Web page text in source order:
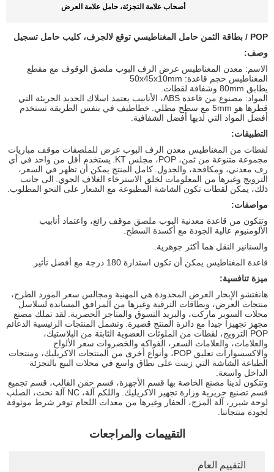
أصحاب علامة التجزئة، حامل علامة العرض
POP / بطاقة الثمن حامل المغناطيسي توقع لالجرف، كليب حامل تسجيل
وصف:
الاسم: معدن المغناطيس عرض الرف البوب ملصق الوقوف مع مقطع
المغناطيس حجم قاعدة: 50x45x10mm
يطابق 80mm وشفافة لقطات.
المواد: مصنوع من قاعدة ABS، الأنابيب يعتمد اسلاك الحديد الجريئة التي
قطرها هو 5mm مع سطح مطلي.
خطاطيف في بنفس الطريقة تستخدم
أفضل المواد التي لديها أفضل الشفافية.
التطبيقات:
لقطات من المغناطيس معدن الرف البوب عرض للملصقات موقف مباريات
مجموعة متنوعة من ثمن، POP، مجلس KT.
يستخدم أقل من واحد في أي
رف معدني، ومكافحة، والجدول. كامل المنتج يمكن أن تظهر في السعر،
الترويج وغيرها من المعلومات لخلق الاسترخاء الغلاف الجوي. الى جانب
ذلك، يمكن لقطات تكون الشاشة المطبوعة مع الشعار على النحو المطلوب.
مواصفات:
وتتكون من قاعدة معدنية البوب ملصق موقف رائع، واعتماد أنابيب
الألومنيوم عالية الجودة مع أكسدة السطح.
والسنانير النقل هما أكثر جوهرية.
قاعدة المغناطيس يمكن أن تكون استدارة 180 درجة مع أفضل تأثير.
ميزة تنافسية:
هانغتشو الإبحار العرض المحدودة هي المهنية ومجالس سعر المورد الطرح،
منتجات العرض، وبطاقات الترقية وغيرها من المرافق المساندة لسلاسل
محلات السوبر ماركت، والبريد التسوق والمتاجر الحصرية. لقد تملك مصنع
مجهز تجهيزا جيدا مع دائرة المنتج قصيرة. وتشمل المنتجات الرئيسية الدعائم
POP الترويج، لقطات من الملوثات العضوية الثابتة من البلاستيك،
والعلامات، والعلامات السعر، الفواكه والخضروات سعر الألواح
والاكسسوارات تعليق POP، وأنواع أخرى من المنتجات الاكريليك، ومنتجات
الطباعة الشاشة التي زينت على نطاق واسع في محلات البيع بالتجزئة
الداخل واسعة.
وتتكون لدينا مصنع الخاصة بها قسم الأجهزة، قسم حقن القالب، قسم تجميع
قسم تصنيع حريرية وزارة تجهيز الاكريليك.
واللكم آلة، NC آلة نحت، الصلب
لوحة شيرر، آلة المزج، الحفار وغيرها من معدات اللحام توفر شرط موثوقة
لجودة منتجاتنا.
التقييمات والمراجعات
التقييم العام